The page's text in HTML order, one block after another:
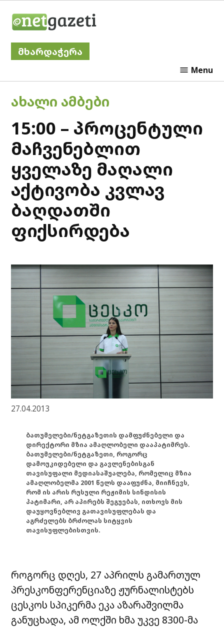
მხარდაჭერა
Menu
POSTED
ᲐᲮᲐᲚᲘ ᲐᲛᲑᲔᲑᲘ
15:00 – პროცენტული
მაჩვენებლით
ყველაზე მაღალი
აქტივობა კვლავ
ბაღდათში
ფიქსირდება
27.04.2013
ბათუმელები/ნეტგაზეთის დამფუძნებელი და
დირექტორი მზია ამაღლობელი დააპატიმრეს.
ბათუმელები/ნეტგაზეთი, როგორც
დამოუკიდებელი და გავლენებისგან
თავისუფალი მედიასაშუალება, რომელიც მზია
ამაღლობელმა 2001 წელს დააფუძნა, მიიჩნევს,
რომ ის არის რუსული რეჟიმის სინდისის
პატიმარი, არ აპირებს შეგუებას, ითხოვს მის
დაუყოვნებლივ გათავისუფლებას და
აგრძელებს ბრძოლას სიტყვის
თავისუფლებისთვის.
როგორც დღეს, 27 აპრილს გამართულ
პრესკონფერენციაზე ჟურნალისტებს
ცესკოს სპიკერმა ეკა აზარაშვილმა
განუცხადა, ამ ოლქში ხმა უკვე 8300-მა